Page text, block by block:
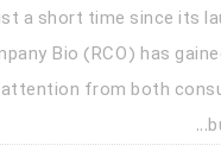
a short time since its
Bio (RCO) has
attention from both